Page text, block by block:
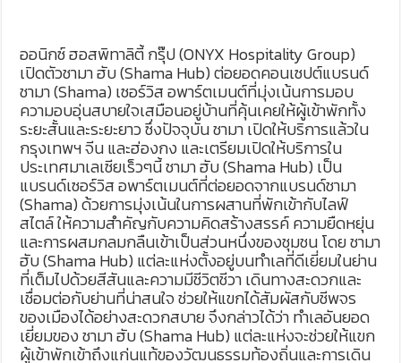
ออนิกซ์ ฮอสพิทาลิตี้ กรุ๊ป (ONYX Hospitality Group)
เปิดตัวชามา ฮับ (Shama Hub) ต่อยอดคอนเซปต์แบรนด์
ชามา (Shama) เซอร์วิส อพาร์ตเมนต์ที่มุ่งเน้นการมอบ
ความอบอุ่นสบายใจเสมือนอยู่บ้านที่คุ้นเคยให้ผู้เข้าพักทั้ง
ระยะสั้นและระยะยาว ซึ่งปัจจุบัน ชามา เปิดให้บริการแล้วใน
กรุงเทพฯ จีน และฮ่องกง และเตรียมเปิดให้บริการใน
ประเทศมาเลเซียเร็วๆนี้ ชามา ฮับ (Shama Hub) เป็น
แบรนด์เซอร์วิส อพาร์ตเมนต์ที่ต่อยอดจากแบรนด์ชามา
(Shama) ด้วยการมุ่งเน้นในการผสานที่พักเข้ากับไลฟ์
สไตล์ ให้ความสำคัญกับความคิดสร้างสรรค์ ความยืดหยุ่น
และการผสมกลมกลืนเข้าเป็นส่วนหนึ่งของชุมชน โดย ชามา
ฮับ (Shama Hub) แต่ละแห่งตั้งอยู่บนทำเลที่ดีเยี่ยมในย่าน
ที่เต็มไปด้วยสีสันและความมีชีวิตชีวา เดินทางสะดวกและ
เชื่อมต่อกับย่านที่น่าสนใจ ช่วยให้แขกได้สัมผัสกับชีพจร
ของเมืองได้อย่างสะดวกสบาย จึงกล่าวได้ว่า ทำเลอันยอด
เยี่ยมของ ชามา ฮับ (Shama Hub) แต่ละแห่งจะช่วยให้แขก
ผู้เข้าพักเข้าถึงแก่นแท้ของวัฒนธรรมท้องถิ่นและการเดิน